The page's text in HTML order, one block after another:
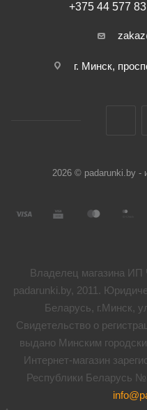
+375 44 577
г. Минск,
2026 © padarunki.by -
Владелец магазина ИП
padarunki.by, 2011.
Беларусь, г.Минск,
Свидетельство о
выдано Минским
Интернет-магазин
Республики Беларусь